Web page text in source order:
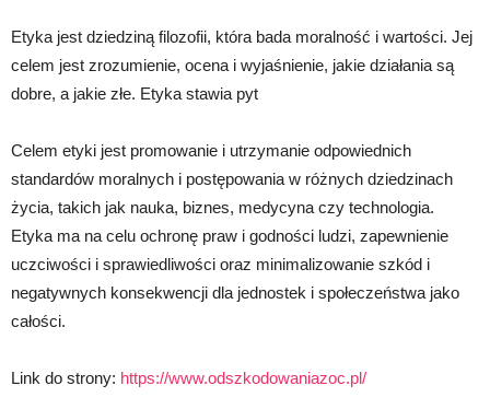
Etyka jest dziedziną filozofii, która bada moralność i wartości. Jej
celem jest zrozumienie, ocena i wyjaśnienie, jakie działania są
dobre, a jakie złe. Etyka stawia pyt
Celem etyki jest promowanie i utrzymanie odpowiednich
standardów moralnych i postępowania w różnych dziedzinach
życia, takich jak nauka, biznes, medycyna czy technologia.
Etyka ma na celu ochronę praw i godności ludzi, zapewnienie
uczciwości i sprawiedliwości oraz minimalizowanie szkód i
negatywnych konsekwencji dla jednostek i społeczeństwa jako
całości.
Link do strony: https://www.odszkodowaniazoc.pl/